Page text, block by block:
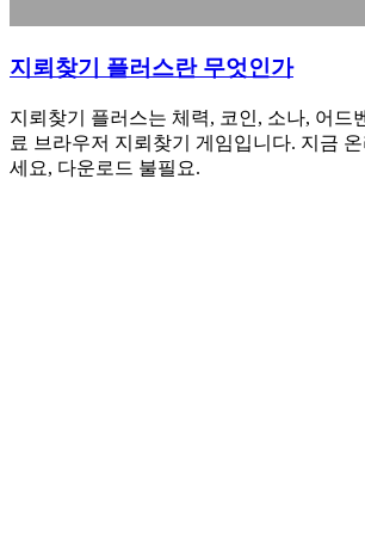
지뢰찾기 플러스란 무엇인가
지뢰찾기 플러스는 체력, 코인, 소나, 어드
료 브라우저 지뢰찾기 게임입니다. 지금
세요, 다운로드 불필요.